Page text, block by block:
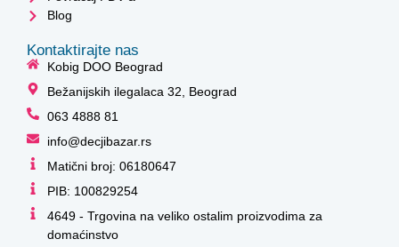
Blog
Kontaktirajte nas
Kobig DOO Beograd
Bežanijskih ilegalaca 32, Beograd
063 4888 81
info@decjibazar.rs
Matični broj: 06180647
PIB: 100829254
4649 - Trgovina na veliko ostalim proizvodima za
domaćinstvo